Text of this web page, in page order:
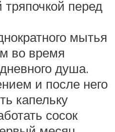
тряпочкой перед
мытья
во время
душа.
и после него
капельку
сосок